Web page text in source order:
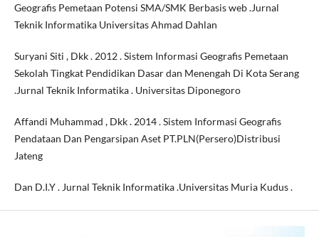
Geografis Pemetaan Potensi SMA/SMK Berbasis web .Jurnal
Teknik Informatika Universitas Ahmad Dahlan
Suryani Siti , Dkk . 2012 . Sistem Informasi Geografis Pemetaan
Sekolah Tingkat Pendidikan Dasar dan Menengah Di Kota Serang
.Jurnal Teknik Informatika . Universitas Diponegoro
Affandi Muhammad , Dkk . 2014 . Sistem Informasi Geografis
Pendataan Dan Pengarsipan Aset PT.PLN(Persero)Distribusi
Jateng
Dan D.I.Y . Jurnal Teknik Informatika .Universitas Muria Kudus .